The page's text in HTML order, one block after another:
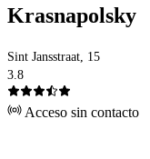
Krasnapolsky
Sint Jansstraat, 15
3.8
Acceso sin contacto